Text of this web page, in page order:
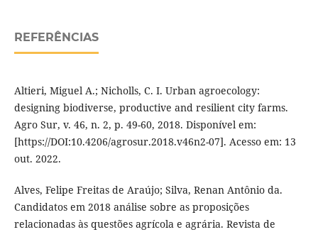
REFERÊNCIAS
Altieri, Miguel A.; Nicholls, C. I. Urban agroecology:
designing biodiverse, productive and resilient city farms.
Agro Sur, v. 46, n. 2, p. 49-60, 2018. Disponível em:
[https://DOI:10.4206/agrosur.2018.v46n2-07]. Acesso em: 13
out. 2022.
Alves, Felipe Freitas de Araújo; Silva, Renan Antônio da.
Candidatos em 2018 análise sobre as proposições
relacionadas às questões agrícola e agrária. Revista de